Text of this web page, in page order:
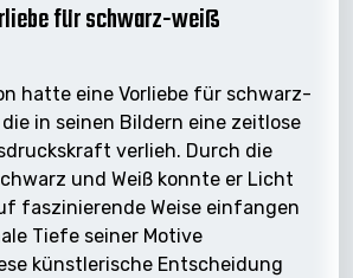
für schwarz-weiß
hatte eine Vorliebe für schwarz-
in seinen Bildern eine zeitlose
verlieh. Durch die
und Weiß konnte er Licht
faszinierende Weise einfangen
Tiefe seiner Motive
künstlerische Entscheidung